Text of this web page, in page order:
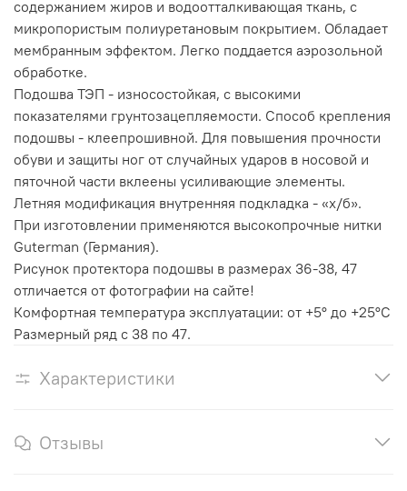
содержанием жиров и водоотталкивающая ткань, с
микропористым полиуретановым покрытием. Обладает
мембранным эффектом. Легко поддается аэрозольной
обработке.
Подошва ТЭП - износостойкая, с высокими
показателями грунтозацепляемости. Способ крепления
подошвы - клеепрошивной. Для повышения прочности
обуви и защиты ног от случайных ударов в носовой и
пяточной части вклеены усиливающие элементы.
Летняя модификация внутренняя подкладка - «х/б».
При изготовлении применяются высокопрочные нитки
Guterman (Германия).
Рисунок протектора подошвы в размерах 36-38, 47
отличается от фотографии на сайте!
Комфортная температура эксплуатации: от +5° до +25°С
Размерный ряд с 38 по 47.
Характеристики
Отзывы